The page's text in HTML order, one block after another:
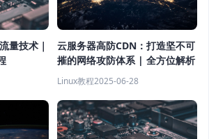
量技术｜
云服务器高防CDN：打造坚不可
摧的网络攻防体系 | 全方位解析
Linux教程2025-06-28